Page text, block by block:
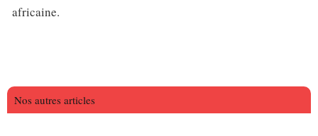
africaine.
Nos autres articles